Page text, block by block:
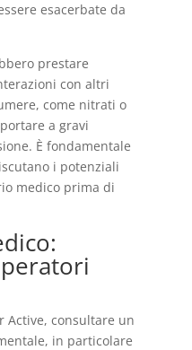
esacerbate da
prestare
con altri
come nitrati o
a gravi
È fondamentale
i potenziali
medico prima di
Active, consultare un
in particolare